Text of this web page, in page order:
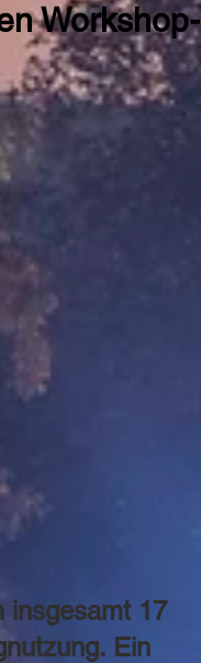
Workshop-
insgesamt 17
Ein